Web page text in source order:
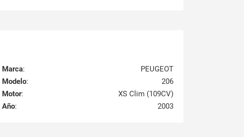
Marca:
PEUGEOT
Modelo:
206
Motor:
XS Clim (109CV)
Año: 2003